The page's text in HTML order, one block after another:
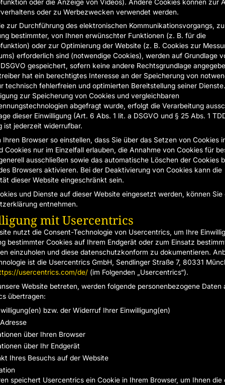
oder die Anzeige von Videos). Andere Cookies können zur
oder zu Werbezwecken verwendet werden.
zur Durchführung des elektronischen Kommunikationsvorgangs,
bestimmter, von Ihnen erwünschter Funktionen (z. B. für die
oder zur Optimierung der Website (z. B. Cookies zur
erforderlich sind (notwendige Cookies), werden auf Grundlage
gespeichert, sofern keine andere Rechtsgrundlage
hat ein berechtigtes Interesse an der Speicherung von
technisch fehlerfreien und optimierten Bereitstellung seiner
zur Speicherung von Cookies und vergleichbaren
abgefragt wurde, erfolgt die Verarbeitung
dieser Einwilligung (Art. 6 Abs. 1 lit. a DSGVO und § 25 Abs. 1
ist jederzeit widerrufbar.
Ihren Browser so einstellen, dass Sie über das Setzen von Cookies
Cookies nur im Einzelfall erlauben, die Annahme von Cookies für
ausschließen sowie das automatische Löschen der Cookies
Browsers aktivieren. Bei der Deaktivierung von Cookies kann die
dieser Website eingeschränkt sein.
und Dienste auf dieser Website eingesetzt werden, können Sie
entnehmen.
mit Usercentrics
nutzt die Consent-Technologie von Usercentrics, um Ihre
bestimmter Cookies auf Ihrem Endgerät oder zum Einsatz
einzuholen und diese datenschutzkonform zu dokumentieren.
ist die Usercentrics GmbH, Sendlinger Straße 7, 80331
usercentrics.com/de/(im Folgenden „Usercentrics“).
Website betreten, werden folgende personenbezogene Daten
übertragen:
bzw. der Widerruf Ihrer Einwilligung(en)
über Ihren Browser
über Ihr Endgerät
Ihres Besuchs auf der Website
speichert Usercentrics ein Cookie in Ihrem Browser, um Ihnen die